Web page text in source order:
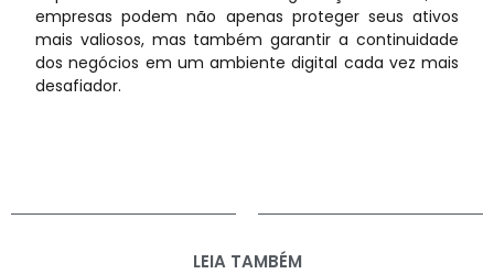
empresas podem não apenas proteger seus ativos
mais valiosos, mas também garantir a continuidade
dos negócios em um ambiente digital cada vez mais
desafiador.
LEIA TAMBÉM